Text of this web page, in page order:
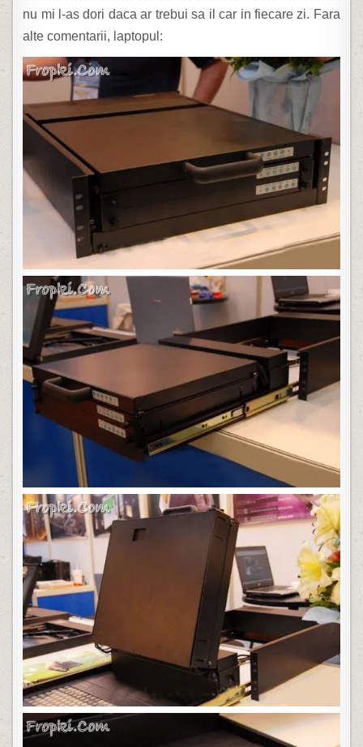
nu mi l-as dori daca ar trebui sa il car in fiecare zi. Fara
alte comentarii, laptopul: